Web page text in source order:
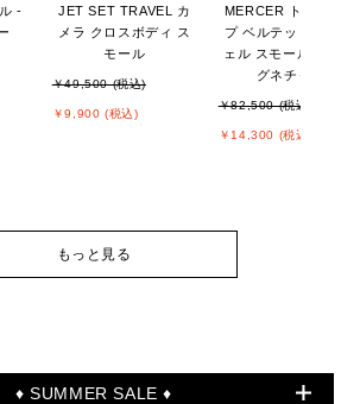
-
JET SET TRAVEL カ
メラ クロスボディ ス
モール
￥49,500 (税込)
￥9,900 (税込)
MERCER トップジッ
プ ベルテッド サッチ
ェル スモール - MKシ
グネチャー
￥82,500 (税込)
￥14,300 (税込)
もっと見る
♦ SUMMER SALE ♦